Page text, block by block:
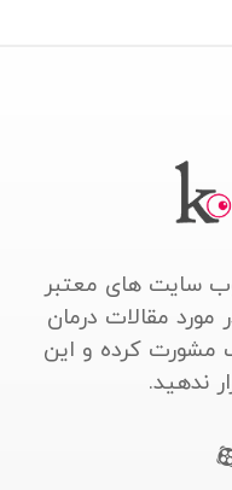
سایت های معتبر
مقالات درمان
مشورت کرده و این
ندهید.